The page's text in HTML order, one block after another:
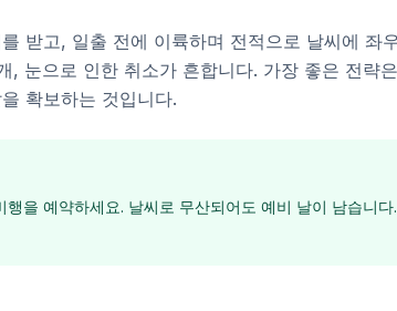
받고, 일출 전에 이륙하며 전적으로 날씨에 좌
, 눈으로 인한 취소가 흔합니다. 가장 좋은 전략은
확보하는 것입니다.
을 예약하세요. 날씨로 무산되어도 예비 날이 남습니